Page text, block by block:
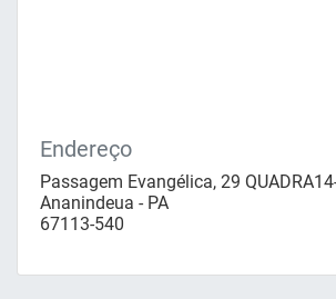
Endereço
Passagem Evangélica, 29
Ananindeua - PA
67113-540